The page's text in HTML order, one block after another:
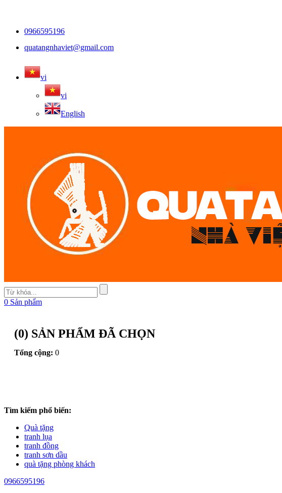
0966595196
quatangnhaviet@gmail.com
vi
vi
English
0 Sản phẩm
(0) SẢN PHẨM ĐÃ CHỌN
Tổng cộng: 0
Tìm kiếm phổ biến:
Quà tặng
tranh lụa
tranh đồng
tranh sơn dầu
quà tặng phòng khách
0966595196